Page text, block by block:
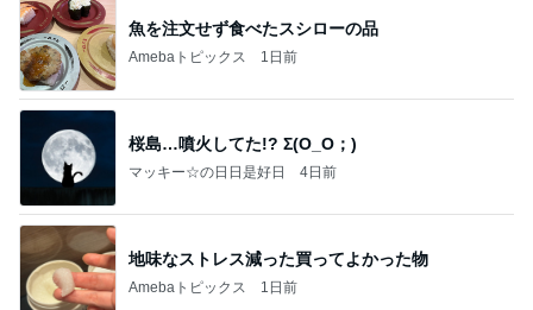
魚を注文せず食べたスシローの品
Amebaトピックス 1日前
桜島…噴火してた!? Σ(O_O；)
マッキー☆の日日是好日 4日前
地味なストレス減った買ってよかった物
Amebaトピックス 1日前